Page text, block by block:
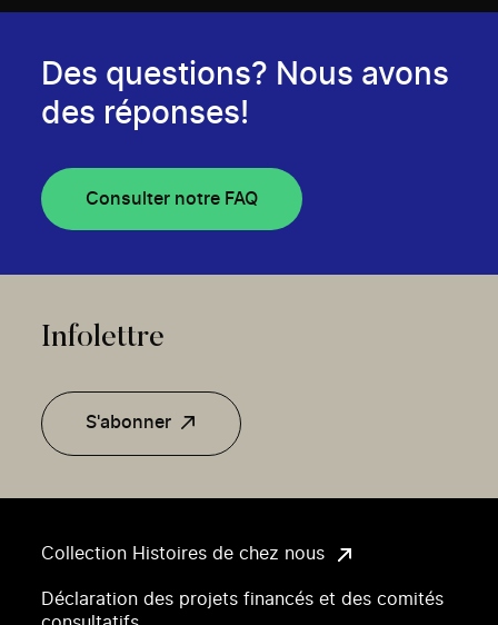
Collection Histoires de chez nous
Déclaration des projets financés et des comités
Des questions? Nous avons
des réponses!
Consulter notre FAQ
Infolettre
S'abonner